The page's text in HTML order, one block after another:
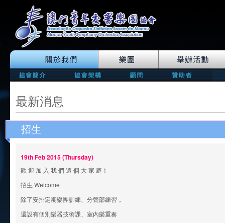
最新消息
招生
19th Feb 2015 (Thursday)
歡 迎 加 入 我 們 這 個 大 家 庭！
招生 Welcome
除了安排定期樂團訓練、分聲部練習，
還設有個別樂器技術課、室內樂重奏